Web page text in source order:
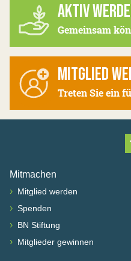
AKTIV
Gemeinsam
MITGLIED
Treten Sie ein
Mitmachen
› Mitglied werden
› Spenden
› BN Stiftung
› Mitglieder gewinnen